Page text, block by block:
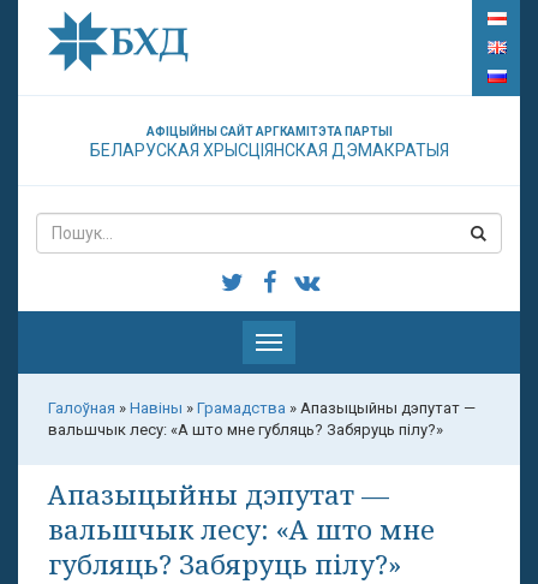
АФІЦЫЙНЫ САЙТ АРГКАМІТЭТА ПАРТЫІ
БЕЛАРУСКАЯ ХРЫСЦІЯНСКАЯ ДЭМАКРАТЫЯ
Паказаць
меню
Галоўная » Навіны » Грамадства » Апазыцыйны дэпутат —
вальшчык лесу: «А што мне губляць? Забяруць пілу?»
Апазыцыйны дэпутат —
вальшчык лесу: «А што мне
губляць? Забяруць пілу?»